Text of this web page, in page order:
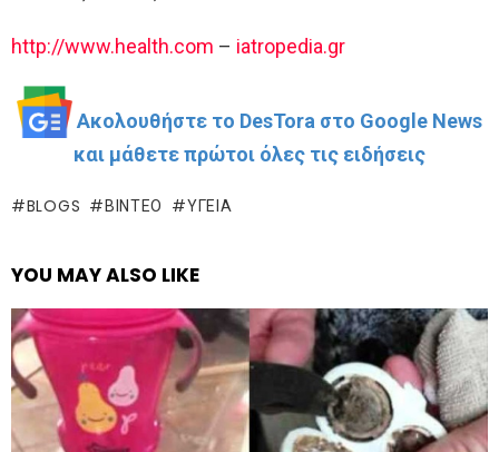
http://www.health.com – iatropedia.gr
Ακολουθήστε το DesTora στο Google News
και μάθετε πρώτοι όλες τις ειδήσεις
BLOGS ΒΊΝΤΕΟ ΥΓΕΊΑ
YOU MAY ALSO LIKE